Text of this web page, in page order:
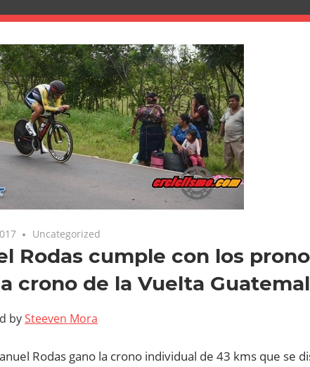
Uncategorized
Rodas cumple con los
crono de la Vuelta
bySteeven Mora
Rodas gano la crono individual de 43 kms que se